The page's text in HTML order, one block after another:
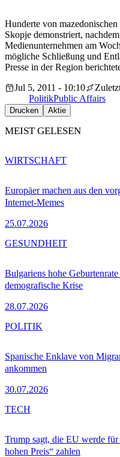
Hunderte von
Skopje demonstriert,
Medienunternehmen am
mögliche Schließung und
Presse in der Region
Jul 5, 2011 - 10:10
PolitikPublic Affairs
Drucken Aktie
MEIST GELESEN
Europäer machen aus den
Internet-Memes
25.07.2026
WIRTSCHAFT
Bulgariens hohe
demografische Krise
28.07.2026
GESUNDHEIT
Spanische Enklave von
ankommen
30.07.2026
POLITIK
Trump sagt, die EU werde
hohen Preis“ zahlen
TECH